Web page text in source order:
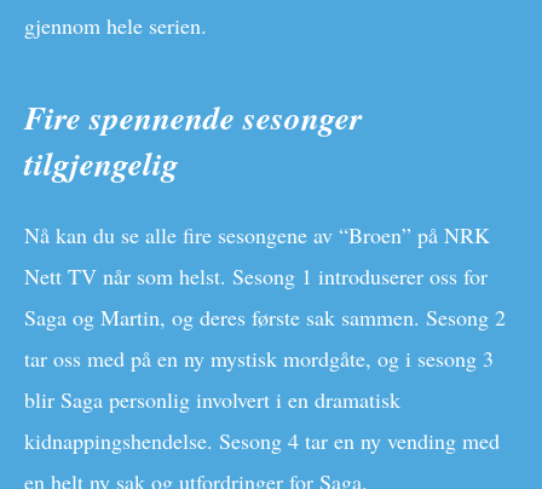
gjennom hele serien.
Fire spennende sesonger
tilgjengelig
Nå kan du se alle fire sesongene av “Broen” på NRK
Nett TV når som helst. Sesong 1 introduserer oss for
Saga og Martin, og deres første sak sammen. Sesong 2
tar oss med på en ny mystisk mordgåte, og i sesong 3
blir Saga personlig involvert i en dramatisk
kidnappingshendelse. Sesong 4 tar en ny vending med
en helt ny sak og utfordringer for Saga.